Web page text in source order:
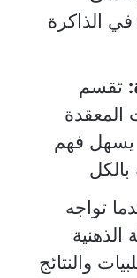
الذاكرة
تقسم
المعقدة
يسهل فهم
بالكل
تواجه
الذهنية
والنتائج